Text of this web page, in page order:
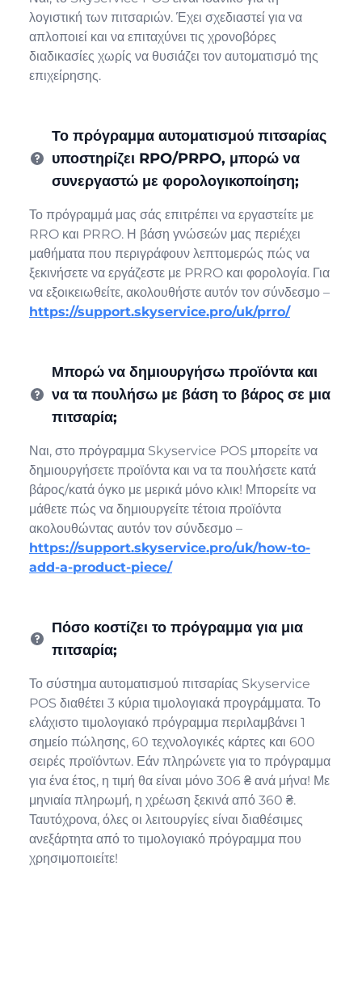
λογιστική των πιτσαριών. Έχει σχεδιαστεί για να
απλοποιεί και να επιταχύνει τις χρονοβόρες
διαδικασίες χωρίς να θυσιάζει τον αυτοματισμό της
επιχείρησης.
Το πρόγραμμα αυτοματισμού πιτσαρίας
υποστηρίζει RPO/PRPO, μπορώ να
συνεργαστώ με φορολογικοποίηση;
Το πρόγραμμά μας σάς επιτρέπει να εργαστείτε με
RRO και PRRO. Η βάση γνώσεών μας περιέχει
μαθήματα που περιγράφουν λεπτομερώς πώς να
ξεκινήσετε να εργάζεστε με PRRO και φορολογία. Για
να εξοικειωθείτε, ακολουθήστε αυτόν τον σύνδεσμο –
https://support.skyservice.pro/uk/prro/
Μπορώ να δημιουργήσω προϊόντα και
να τα πουλήσω με βάση το βάρος σε μια
πιτσαρία;
Ναι, στο πρόγραμμα Skyservice POS μπορείτε να
δημιουργήσετε προϊόντα και να τα πουλήσετε κατά
βάρος/κατά όγκο με μερικά μόνο κλικ! Μπορείτε να
μάθετε πώς να δημιουργείτε τέτοια προϊόντα
ακολουθώντας αυτόν τον σύνδεσμο –
https://support.skyservice.pro/uk/how-to-
add-a-product-piece/
Πόσο κοστίζει το πρόγραμμα για μια
πιτσαρία;
Το σύστημα αυτοματισμού πιτσαρίας Skyservice
POS διαθέτει 3 κύρια τιμολογιακά προγράμματα. Το
ελάχιστο τιμολογιακό πρόγραμμα περιλαμβάνει 1
σημείο πώλησης, 60 τεχνολογικές κάρτες και 600
σειρές προϊόντων. Εάν πληρώνετε για το πρόγραμμα
για ένα έτος, η τιμή θα είναι μόνο 306 ₴ ανά μήνα! Με
μηνιαία πληρωμή, η χρέωση ξεκινά από 360 ₴.
Ταυτόχρονα, όλες οι λειτουργίες είναι διαθέσιμες
ανεξάρτητα από το τιμολογιακό πρόγραμμα που
χρησιμοποιείτε!